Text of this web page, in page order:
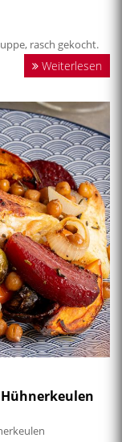
rasch gekocht.
Weiterlesen